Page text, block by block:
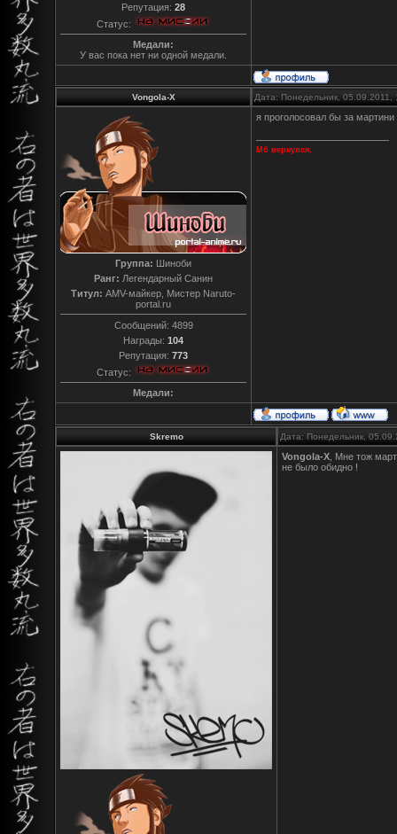
Репутация: 28
Статус:
Медали:
У вас пока нет ни одной медали.
Vongola-X Дата: Понедельник,
Группа: Шиноби
Ранг: Легендарный Санин
Титул: AMV-майкер, Мистер Naruto-
portal.ru
Сообщений: 4899
Награды: 104
Репутация: 773
Статус:
Медали:
я проголосовал бы за мартини
Мб вернулся.
Skremo Дата: Понедельник,
Vongola-X , Мне тож
не было обидно !